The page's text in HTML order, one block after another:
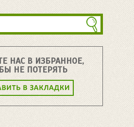
НАС В ИЗБРАННОЕ,
НЕ ПОТЕРЯТЬ